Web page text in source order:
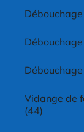
Vidange de
(44)